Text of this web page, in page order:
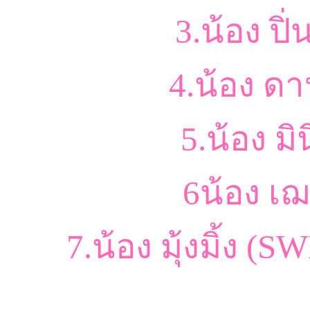
3.น้อง ปิ่
4.น้อง ด
5.น้อง มิ
6น้อง เ
7.น้อง มุ้งมิ้ง